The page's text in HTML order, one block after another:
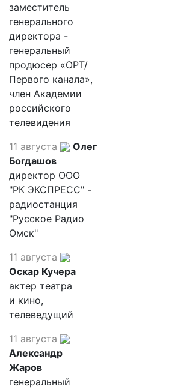
заместитель
генерального
директора -
генеральный
продюсер «ОРТ/
Первого канала»,
член Академии
российского
телевидения
11 августа
Олег
Богдашов
директор ООО
"РК ЭКСПРЕСС" -
радиостанция
"Русское Радио
Омск"
11 августа
Оскар Кучера
актер театра
и кино,
телеведущий
11 августа
Александр
Жаров
генеральный